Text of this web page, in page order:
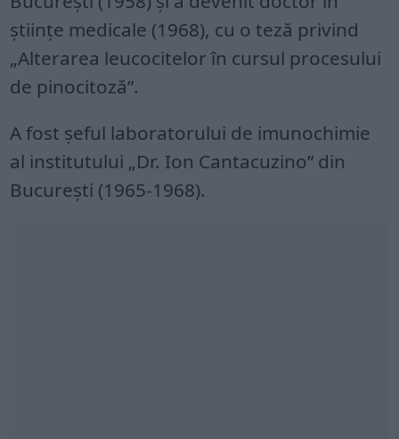
ştiinţe medicale (1968), cu o teză privind
„Alterarea leucocitelor în cursul procesului
de pinocitoză”.
A fost şeful laboratorului de imunochimie
al institutului „Dr. Ion Cantacuzino” din
Bucureşti (1965-1968).